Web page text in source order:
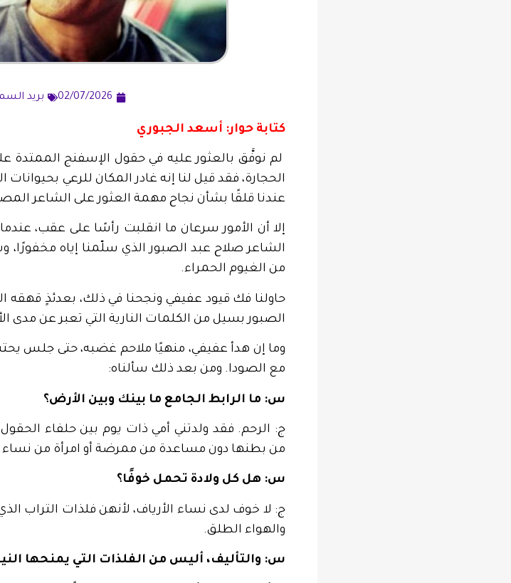
02/07/2026 بريد
كتابة حوار: أسعد الجبوري
لم نوفَّق بالعثور عليه في حقول الإسفنج الممتدة
الحجارة، فقد قيل لنا إنه غادر المكان للرعي
عندنا قلقًا بشأن نجاح مهمة العثور على الشاعر
إلا أن الأمور سرعان ما انقلبت رأسًا على عقب،
الشاعر صلاح عبد الصبور الذي سلّمنا إياه مخفورًا،
من الغيوم الحمراء.
حاولنا فك قيود عفيفي ونجحنا في ذلك، بعدئذٍ قهقه
الصبور بسيل من الكلمات النارية التي تعبر عن مدى
وما إن هدأ عفيفي، منهيًا ملاحم غضبه، حتى جلس
مع الصودا. ومن بعد ذلك سألناه:
س: ما الرابط الجامع ما بينك وبين الأرض؟
ج: الرحم. فقد ولدتني أمي ذات يوم بين حلفاء
من بطنها دون مساعدة من ممرضة أو امرأة من نساء
س: هل كل ولادة تحمل خوفًا؟
ج: لا خوف لدى نساء الأرياف، لأنهن فلذات التراب
والهواء الطلق.
س: والتأليف، أليس من الفلذات التي يمنحها